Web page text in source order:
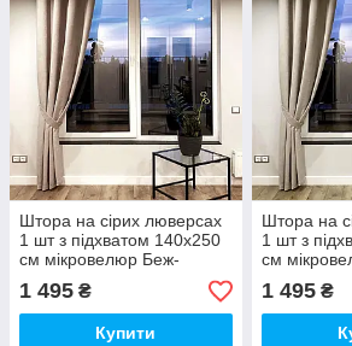
Штора на сірих люверсах
1 шт з підхватом 140х250
см мікровелюр Беж-
капучино
1 495 ₴
Купити
Штора на
1 шт з
см
бежевий
1 495₴